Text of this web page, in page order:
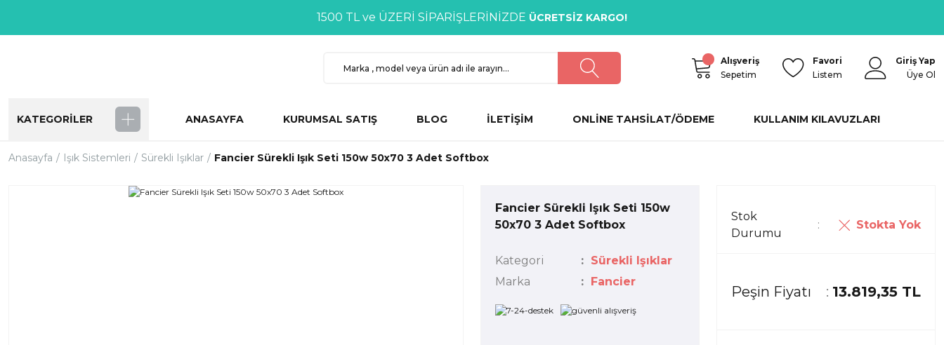
1500 TL ve ÜZERİ SİPARİŞLERİNİZDE ÜCRETSİZ KARGO!
Alışveriş
Sepetim
Favori
Listem
Giriş Yap
Üye Ol
KATEGORİLER ANASAYFA KURUMSAL SATIŞ BLOG İLETİŞİM ONLİNE TAHSİLAT/ÖDEME KULLANIM KILAVUZLARI
Anasayfa Işık Sistemleri Sürekli Işıklar Fancier Sürekli Işık Seti 150w 50x70 3 Adet Softbox
Fancier Sürekli Işık Seti 150w
50x70 3 Adet Softbox
Kategori
Sürekli Işıklar
Marka
Fancier
Stok
Durumu
Stokta Yok
Peşin Fiyatı 13.819,35 TL